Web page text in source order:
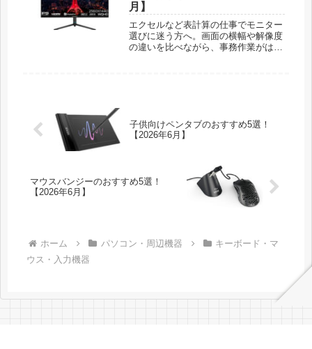
月】
エクセルなど表計算の仕事でモニター
選びに迷う方へ。画面の横幅や解像度
の違いを比べながら、事務作業がはか
子供向けペンタブのおすすめ5選！
【2026年6月】
マウスバンジーのおすすめ5選！
【2026年6月】
ホーム パソコン・周辺機器
キーボード・マ
ウス・入力機器